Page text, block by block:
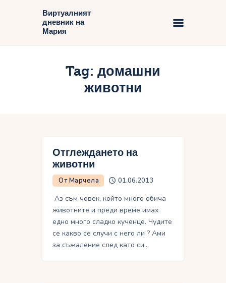
Виртуалният
дневник на
Мария
Tag: домашни
животни
Виртуалният дневник на Мария
Отглеждането на
животни
От Марчела 01.06.2013
Аз съм човек, който много обича
животните и преди време имах
едно много сладко кученце. Чудите
се какво се случи с него ли ? Ами
за съжаление след като си…